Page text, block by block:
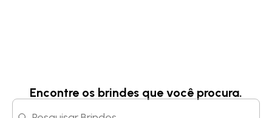
Encontre os brindes que você procura.
Search
Search content